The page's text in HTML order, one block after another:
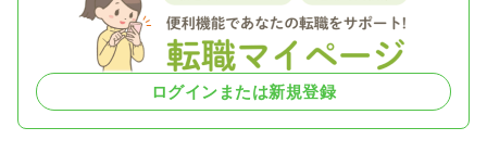
ログインまたは新規登録